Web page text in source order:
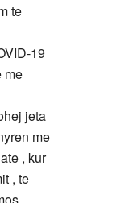
te
19
me
jeta
me
, kur
, te